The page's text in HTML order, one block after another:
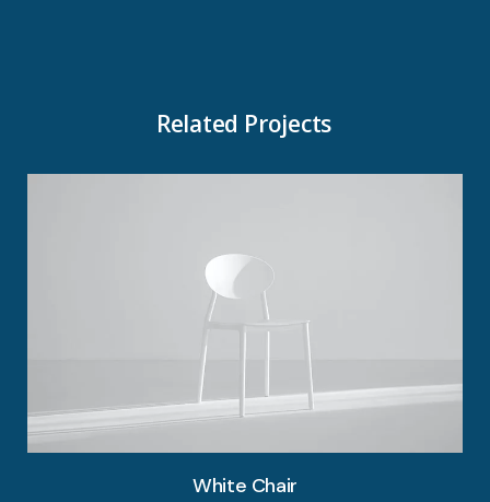
Related Projects
White Chair